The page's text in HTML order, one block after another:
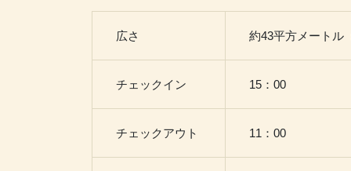
広さ 約43平方メートル
チェックイン 15：00
チェックアウト 11：00